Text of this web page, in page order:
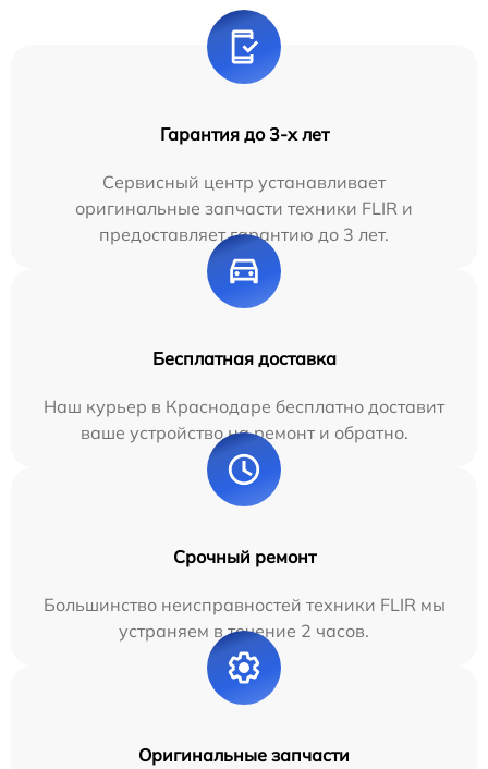
Гарантия до 3-х лет
Сервисный центр устанавливает
оригинальные запчасти техники FLIR и
предоставляет гарантию до 3 лет.
Бесплатная доставка
Наш курьер в Краснодаре бесплатно доставит
ваше устройство на ремонт и обратно.
Срочный ремонт
Большинство неисправностей техники FLIR мы
устраняем в течение 2 часов.
Оригинальные запчасти